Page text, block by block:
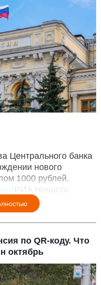
Центрального банка
нового
1000 рублей,
РИА Новости.
по QR-коду. Что
октябрь